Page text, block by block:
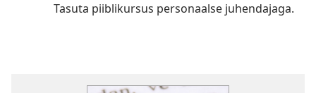
Tasuta piiblikursus personaalse juhendajaga.